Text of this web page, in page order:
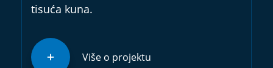
tisuća kuna.
Više o projektu